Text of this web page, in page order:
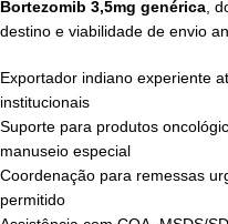
Bortezomib 3,5mg genérica ,
destino e viabilidade de envio
Exportador indiano experiente
institucionais
Suporte para produtos
manuseio especial
Coordenação para remessas
permitido